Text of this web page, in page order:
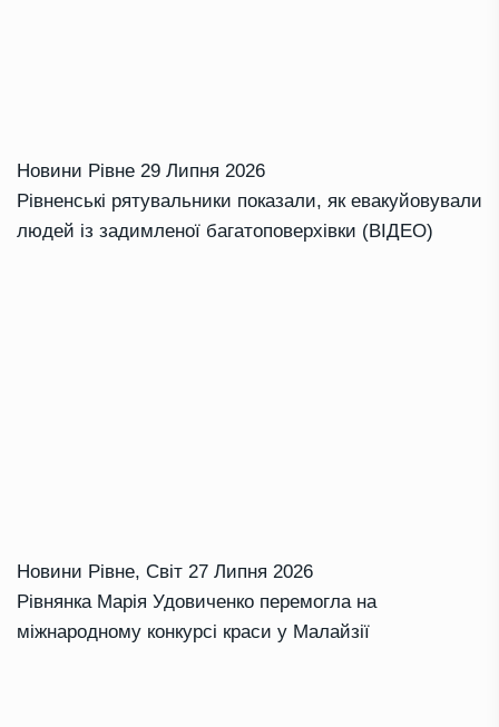
Новини Рівне 29 Липня 2026
Рівненські рятувальники показали, як евакуйовували
людей із задимленої багатоповерхівки (ВІДЕО)
Новини Рівне, Світ 27 Липня 2026
Рівнянка Марія Удовиченко перемогла на
міжнародному конкурсі краси у Малайзії